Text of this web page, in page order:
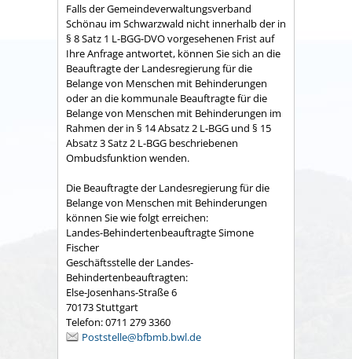
Falls der Gemeindeverwaltungsverband
Schönau im Schwarzwald nicht innerhalb der in
§ 8 Satz 1 L-BGG-DVO vorgesehenen Frist auf
Ihre Anfrage antwortet, können Sie sich an die
Beauftragte der Landesregierung für die
Belange von Menschen mit Behinderungen
oder an die kommunale Beauftragte für die
Belange von Menschen mit Behinderungen im
Rahmen der in § 14 Absatz 2 L-BGG und § 15
Absatz 3 Satz 2 L-BGG beschriebenen
Ombudsfunktion wenden.
Die Beauftragte der Landesregierung für die
Belange von Menschen mit Behinderungen
können Sie wie folgt erreichen:
Landes-Behindertenbeauftragte Simone
Fischer
Geschäftsstelle der Landes-
Behindertenbeauftragten:
Else-Josenhans-Straße 6
70173 Stuttgart
Telefon: 0711 279 3360
Poststelle@bfbmb.bwl.de